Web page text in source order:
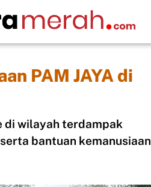
PAM JAYA di
di wilayah terdampak
bantuan kemanusiaan